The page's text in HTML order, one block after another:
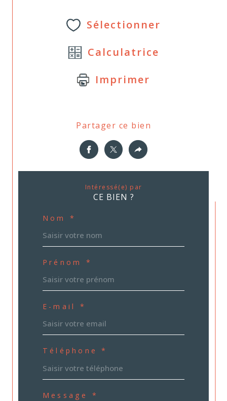
Sélectionner
Calculatrice
Imprimer
Partager ce bien
Intéressé(e) par
CE BIEN ?
Nom *
Prénom *
E-mail *
Téléphone *
Message *